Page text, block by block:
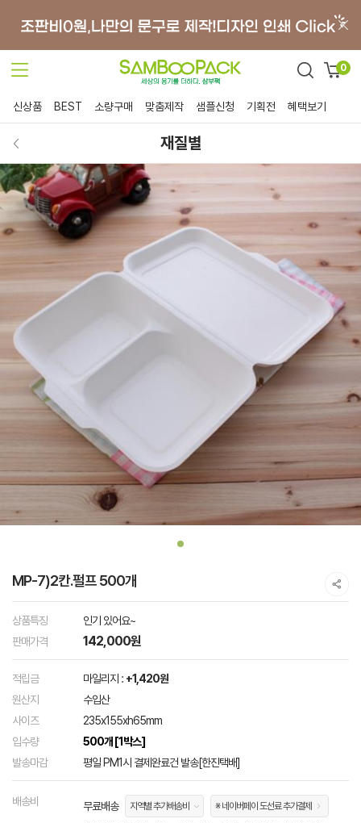
0
신상품 BEST 소량구매 맞춤제작 샘플신청 기획전 혜택보기
재질별
MP-7)2칸.펄프 500개
상품특징
인기 있어요~
판매가격
142,000원
적립금 마일리지 : +1,420원
원산지
수입산
사이즈
235x155xh65mm
입수량
500개 [1박스]
발송마감
평일 PM1시 결제완료건 발송[한진택배]
배송비 무료배송 지역별 추가배송비 ※ 네이버페이 도선료 추가결제